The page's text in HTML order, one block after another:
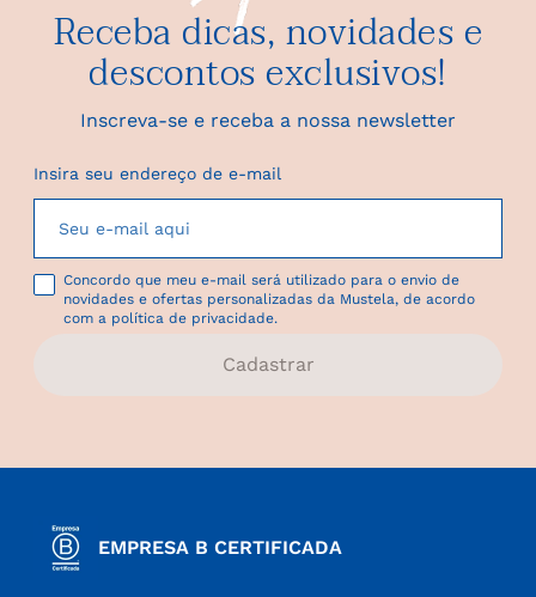
Receba dicas, novidades e
descontos exclusivos!
Inscreva-se e receba a nossa newsletter
Insira seu endereço de e-mail
Concordo que meu e-mail será utilizado para o envio de
novidades e ofertas personalizadas da Mustela, de acordo
com a política de privacidade.
Cadastrar
EMPRESA B CERTIFICADA